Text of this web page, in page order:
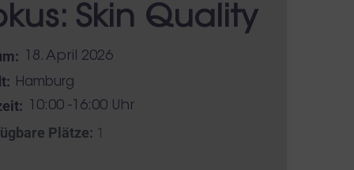
Skin Quality
18. April 2026
Hamburg
10:00 -16:00 Uhr
Plätze: 1